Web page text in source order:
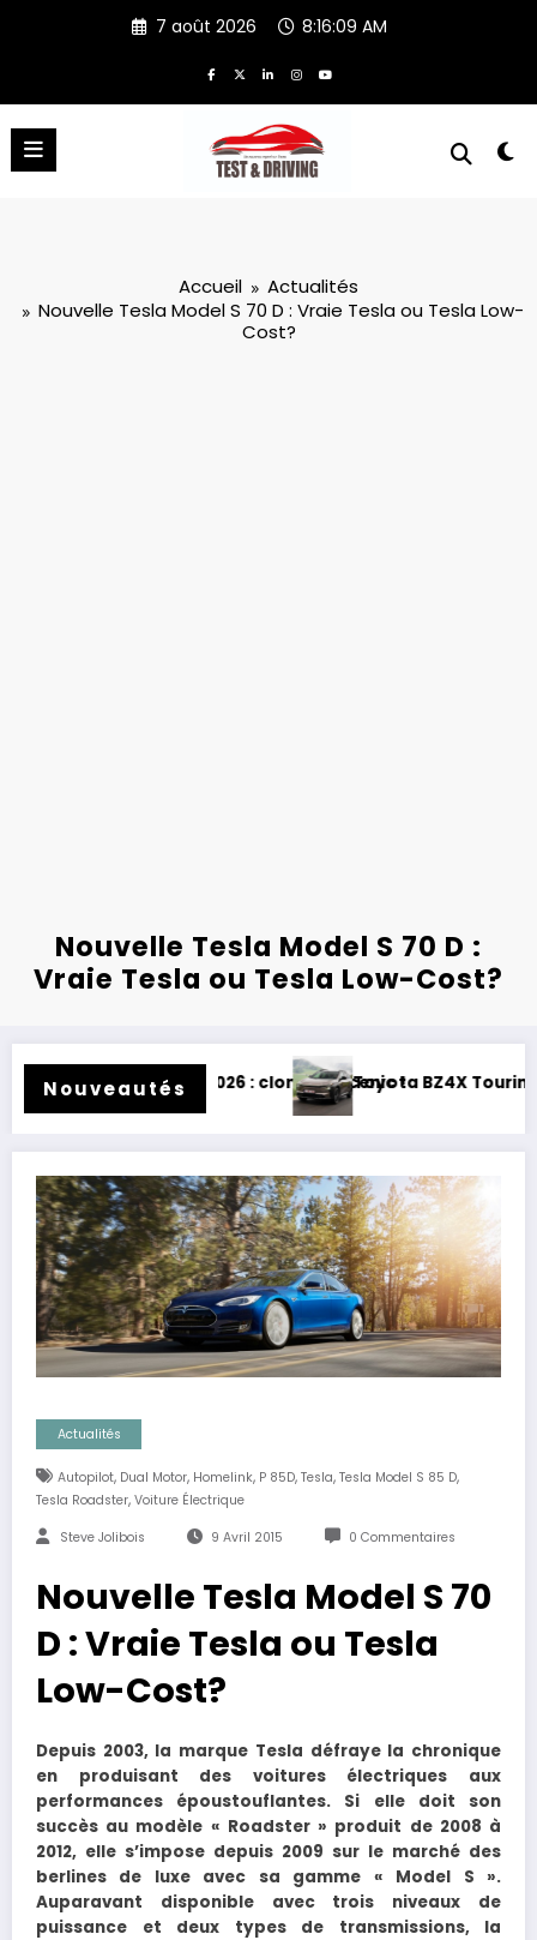
7 août 2026 8:16:10 AM
Accueil
Actualités
Nouvelle Tesla Model S 70 D : Vraie Tesla ou Tesla Low-
Cost?
Nouvelle Tesla Model S 70 D :
Vraie Tesla ou Tesla Low-Cost?
Nouveautés
: clone de Scenic !Toyota BZ4X Touring : électrique et baroudeur !
Actualités
Autopilot, Dual Motor, Homelink, P 85D, Tesla, Tesla Model S 85 D,
Tesla Roadster, Voiture Électrique
Steve Jolibois 9 Avril 2015 0 Commentaires
Nouvelle Tesla Model S 70
D : Vraie Tesla ou Tesla
Low-Cost?
Depuis 2003, la marque Tesla défraye la chronique
en produisant des voitures électriques aux
performances époustouflantes. Si elle doit son
succès au modèle « Roadster » produit de 2008 à
2012, elle s’impose depuis 2009 sur le marché des
berlines de luxe avec sa gamme « Model S ».
Auparavant disponible avec trois niveaux de
puissance et deux types de transmissions, la